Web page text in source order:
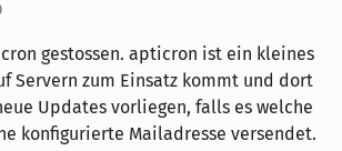
gestossen. apticron ist ein kleines
Servern zum Einsatz kommt und dort
Updates vorliegen, falls es welche
konfigurierte Mailadresse versendet.